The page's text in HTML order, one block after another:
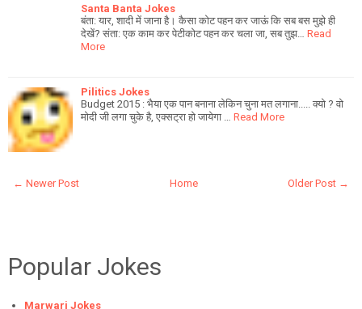
Santa Banta Jokes
बंता: यार, शादी में जाना है। कैसा कोट पहन कर जाऊं कि सब बस मुझे ही
देखें? संता: एक काम कर पेटीकोट पहन कर चला जा, सब तुझ… Read
More
Pilitics Jokes
Budget 2015 : भैया एक पान बनाना लेकिन चुना मत लगाना..... क्यो ? वो
मोदी जी लगा चुके है, एक्सट्रा हो जायेगा … Read More
← Newer Post Older Post →
Home
Popular Jokes
Marwari Jokes